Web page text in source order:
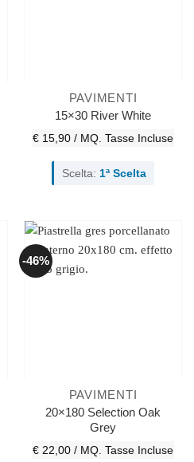
PAVIMENTI
15×30 River White
€ 15,90 / MQ. Tasse Incluse
Scelta: 1ª Scelta
-46%
PAVIMENTI
20×180 Selection Oak
Grey
€ 22,00 / MQ. Tasse Incluse